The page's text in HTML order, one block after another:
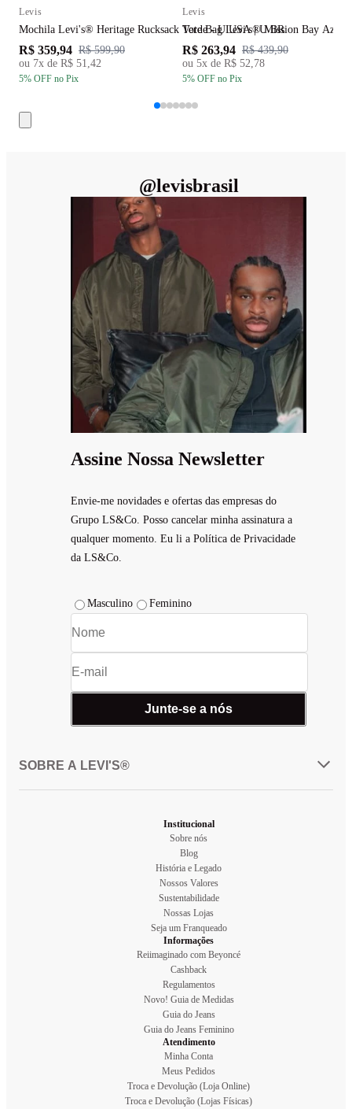
Levis
Mochila Levi's® Heritage Rucksack Verde - U USA | U BR
R$ 359,94 R$ 599,90
ou 7x de R$ 51,42
5% OFF no Pix
Levis
Tote Bag Levi's® Mission Bay Azul
R$ 263,94 R$ 439,90
ou 5x de R$ 52,78
5% OFF no Pix
@levisbrasil
Assine Nossa Newsletter
Envie-me novidades e ofertas das empresas do
Grupo LS&Co. Posso cancelar minha assinatura a
qualquer momento. Eu li a Política de Privacidade
da LS&Co.
Masculino Feminino
Junte-se a nós
SOBRE A LEVI'S®
Institucional
Sobre nós
Blog
História e Legado
Nossos Valores
Sustentabilidade
Nossas Lojas
Seja um Franqueado
Informações
Reiimaginado com Beyoncé
Cashback
Regulamentos
Novo! Guia de Medidas
Guia do Jeans
Guia do Jeans Feminino
Atendimento
Minha Conta
Meus Pedidos
Troca e Devolução (Loja Online)
Troca e Devolução (Lojas Físicas)